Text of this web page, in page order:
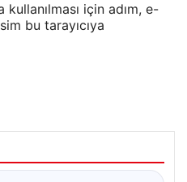
için adım, e-
bu tarayıcıya